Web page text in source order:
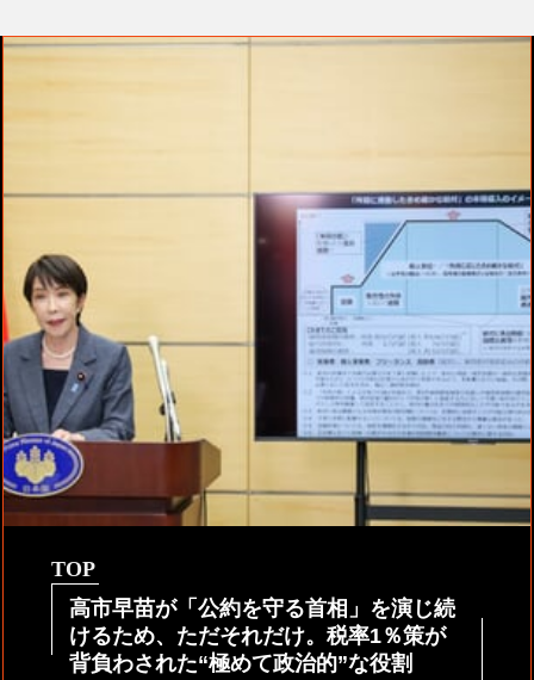
TOP
高市早苗が「公約を守る首相」を演じ続
けるため、ただそれだけ。税率1％策が
背負わされた“極めて政治的”な役割